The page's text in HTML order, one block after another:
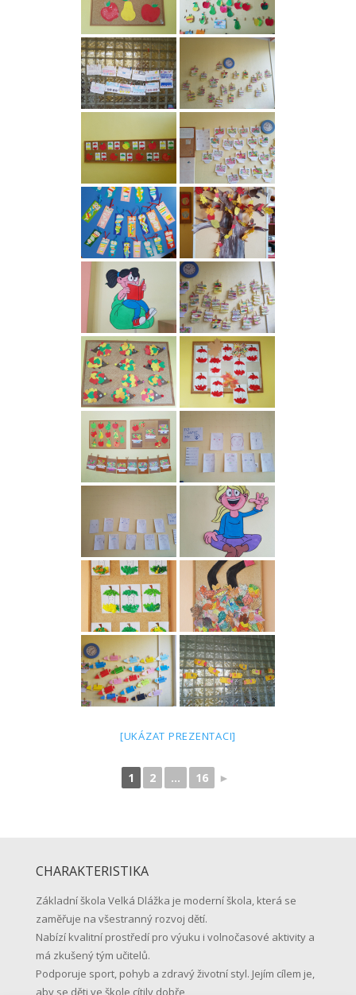
[UKÁZAT PREZENTACI]
1 2 ... 16 ►
CHARAKTERISTIKA
Základní škola Velká Dlážka je moderní škola, která se
zaměřuje na všestranný rozvoj dětí.
Nabízí kvalitní prostředí pro výuku i volnočasové aktivity a
má zkušený tým učitelů.
Podporuje sport, pohyb a zdravý životní styl. Jejím cílem je,
aby se děti ve škole cítily dobře,